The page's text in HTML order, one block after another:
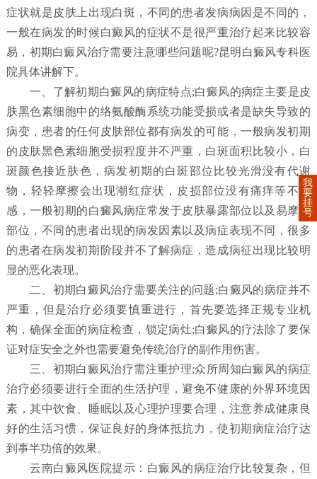
症状就是皮肤上出现白斑，不同的患者发病病因是不同的，
一般在病发的时候白癜风的症状不是很严重治疗起来比较容
易，初期白癜风治疗需要注意哪些问题呢?昆明白癜风专科医
院具体讲解下。
一、了解初期白癜风的病症特点;白癜风的病症主要是皮
肤黑色素细胞中的络氨酸酶系统功能受损或者是缺失导致的
病变，患者的任何皮肤部位都有病发的可能，一般病发初期
的皮肤黑色素细胞受损程度并不严重，白斑面积比较小，白
斑颜色接近肤色，病发初期的白斑部位比较光滑没有代谢
物，轻轻摩擦会出现潮红症状，皮损部位没有痛痒等不适
感，一般初期的白癜风病症常发于皮肤暴露部位以及易摩擦
部位，不同的患者出现的病发因素以及病症表现不同，很多
的患者在病发初期阶段并不了解病症，造成病征出现比较明
显的恶化表现。
二、初期白癜风治疗需要关注的问题;白癜风的病症并不
严重，但是治疗必须要慎重进行，首先要选择正规专业机
构，确保全面的病症检查，锁定病灶;白癜风的疗法除了要保
证对症安全之外也需要避免传统治疗的副作用伤害。
三、初期白癜风治疗需注重护理;众所周知白癜风的病症
治疗必须要进行全面的生活护理，避免不健康的外界环境因
素，其中饮食、睡眠以及心理护理要合理，注意养成健康良
好的生活习惯，保证良好的身体抵抗力，使初期病症治疗达
到事半功倍的效果。
云南白癜风医院提示：白癜风的病症治疗比较复杂，但
我
要
挂
号